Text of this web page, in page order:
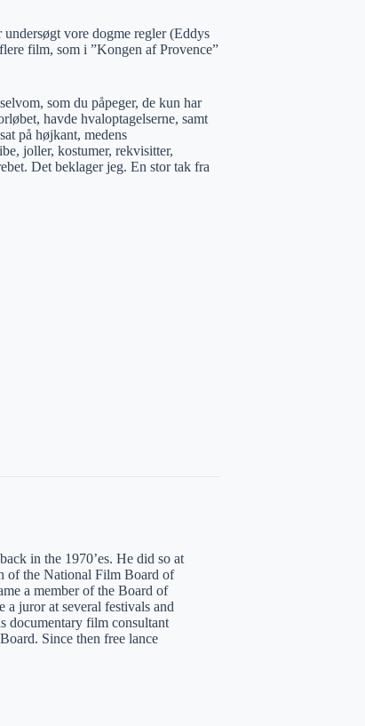
vore dogme regler (Eddys
film, som i ”Kongen af Provence”
som du påpeger, de kun har
havde hvaloptagelserne, samt
på højkant, medens
joller, kostumer, rekvisitter,
Det beklager jeg. En stor tak fra
in the 1970’es. He did so at
of the National Film Board of
a member of the Board of
juror at several festivals and
documentary film consultant
Since then free lance